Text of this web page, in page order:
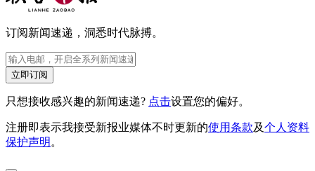
订阅新闻速递，洞悉时代脉搏。
立即订阅
只想接收感兴趣的新闻速递? 点击设置您的偏好。
注册即表示我接受新报业媒体不时更新的使用条款及个人资料
保护声明 。